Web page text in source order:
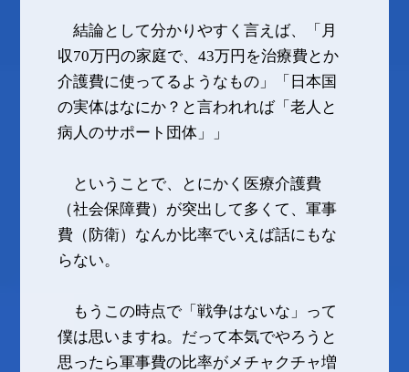
結論として分かりやすく言えば、「月
収70万円の家庭で、43万円を治療費とか
介護費に使ってるようなもの」「日本国
の実体はなにか？と言われれば「老人と
病人のサポート団体」」
ということで、とにかく医療介護費
（社会保障費）が突出して多くて、軍事
費（防衛）なんか比率でいえば話にもな
らない。
もうこの時点で「戦争はないな」って
僕は思いますね。だって本気でやろうと
思ったら軍事費の比率がメチャクチャ増